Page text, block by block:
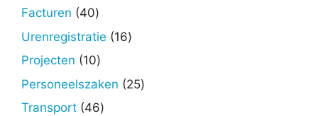
Facturen 4040
producten
Urenregistratie 1616
Projecten 1010
producten
Personeelszaken 2525
Transport 4646